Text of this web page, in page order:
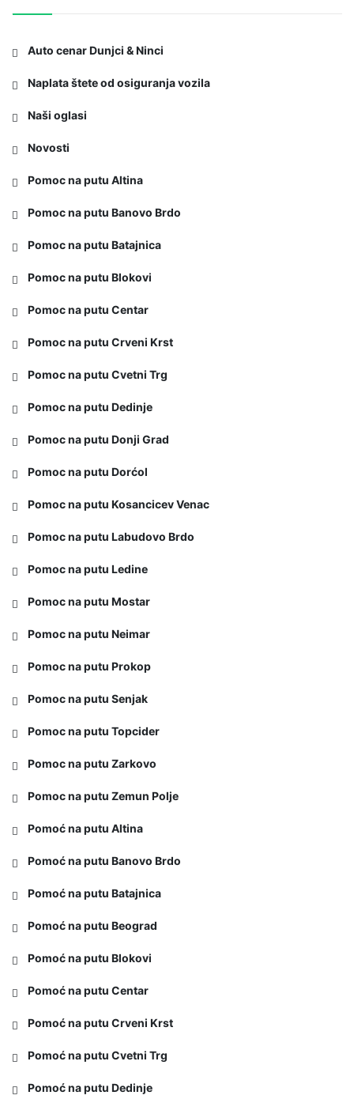
Auto cenar Dunjci & Ninci
Naplata štete od osiguranja vozila
Naši oglasi
Novosti
Pomoc na putu Altina
Pomoc na putu Banovo Brdo
Pomoc na putu Batajnica
Pomoc na putu Blokovi
Pomoc na putu Centar
Pomoc na putu Crveni Krst
Pomoc na putu Cvetni Trg
Pomoc na putu Dedinje
Pomoc na putu Donji Grad
Pomoc na putu Dorćol
Pomoc na putu Kosancicev Venac
Pomoc na putu Labudovo Brdo
Pomoc na putu Ledine
Pomoc na putu Mostar
Pomoc na putu Neimar
Pomoc na putu Prokop
Pomoc na putu Senjak
Pomoc na putu Topcider
Pomoc na putu Zarkovo
Pomoc na putu Zemun Polje
Pomoć na putu Altina
Pomoć na putu Banovo Brdo
Pomoć na putu Batajnica
Pomoć na putu Beograd
Pomoć na putu Blokovi
Pomoć na putu Centar
Pomoć na putu Crveni Krst
Pomoć na putu Cvetni Trg
Pomoć na putu Dedinje